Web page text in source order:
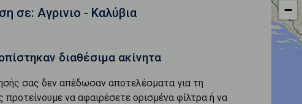
σε: Αγρινιο - Καλύβια
διαθέσιμα ακίνητα
σας δεν απέδωσαν αποτελέσματα για τη
προτείνουμε να αφαιρέσετε ορισμένα φίλτρα ή να
−